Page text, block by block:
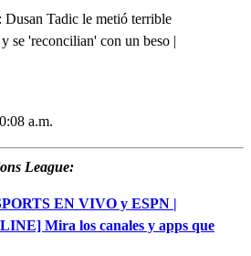
Dusan Tadic le metió terrible
se 'reconcilian' con un beso |
a.m.
League:
EN VIVO y ESPN |
Mira los canales y apps que